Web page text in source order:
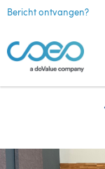
Bericht ontvangen?